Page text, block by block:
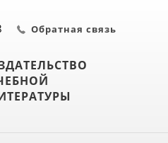
Обратная связь